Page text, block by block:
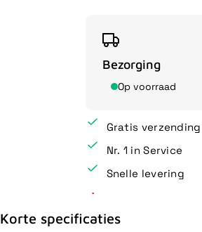
Bezorging
Op voorraad
Gratis
Nr. 1 in Service
Snelle levering
Korte specificaties